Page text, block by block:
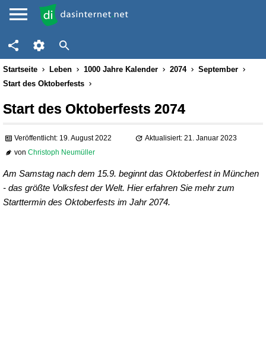
Startseite Leben 1000 Jahre Kalender 2074
September
Start des Oktoberfests
Start des Oktoberfests 2074
Veröffentlicht: 19. August 2022
Aktualisiert: 21. Januar 2023
vonChristoph Neumüller
Am Samstag nach dem 15.9. beginnt das Oktoberfest in München
- das größte Volksfest der Welt. Hier erfahren Sie mehr zum
Starttermin des Oktoberfests im Jahr 2074.